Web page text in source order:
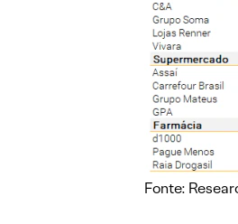
Fonte: